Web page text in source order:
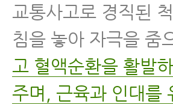
교통사고로 경직된
침을 놓아 자극을 줌
고 혈액순환을 활발
주며, 근육과 인대를